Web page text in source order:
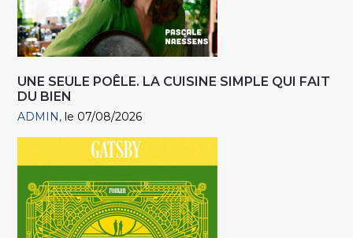
UNE SEULE POÊLE. LA CUISINE SIMPLE QUI FAIT
DU BIEN
ADMIN le 07/08/2026